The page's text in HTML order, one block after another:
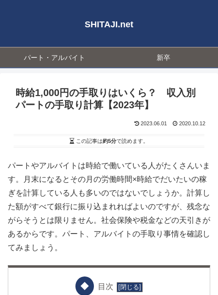
SHITAJI.net
パート・アルバイト 新卒
時給1,000円の手取りはいくら？ 収入別
パートの手取り計算【2023年】
2023.06.01 2020.10.12
この記事は約5分で読めます。
パートやアルバイトは時給で働いている人がたくさんいま
す。月末になるとその月の労働時間×時給でだいたいの稼
ぎを計算している人も多いのではないでしょうか。計算し
た額がすべて銀行に振り込まれればよいのですが、残念な
がらそうとは限りません。社会保険や税金などの天引きが
あるからです。パート、アルバイトの手取り事情を確認し
てみましょう。
目次